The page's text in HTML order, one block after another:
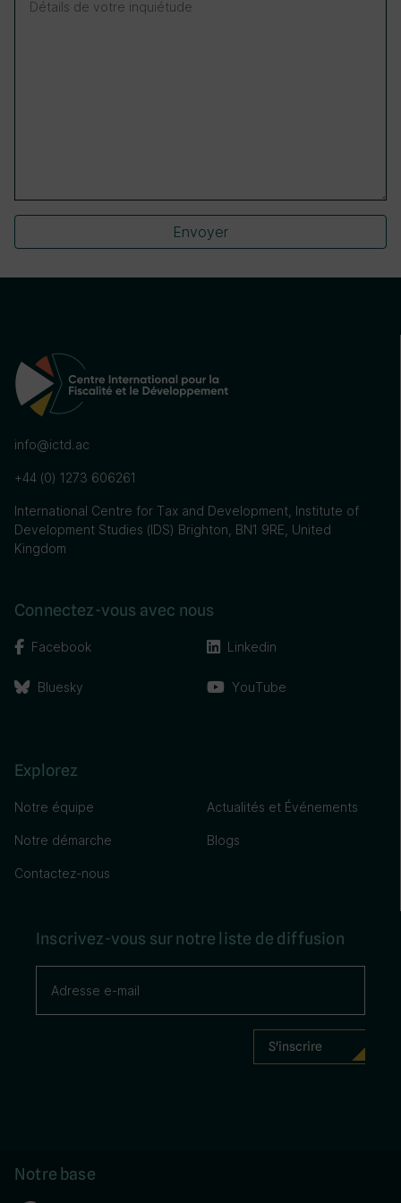
info@ictd.ac
+44 (0) 1273 606261
International Centre for Tax and Development, Institute of
Development Studies (IDS) Brighton, BN1 9RE, United
Kingdom
Connectez-vous avec nous
Facebook
Bluesky
Linkedin
YouTube
Explorez
Notre équipe
Notre démarche
Contactez-nous
Actualités et Événements
Blogs
Inscrivez-vous sur notre liste de diffusion
Notre base